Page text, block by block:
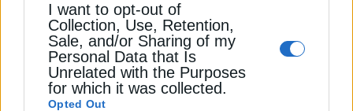
I want to opt-out of
Collection, Use, Retention,
Sale, and/or Sharing of my
Personal Data that Is
Unrelated with the Purposes
for which it was collected.
Opted Out